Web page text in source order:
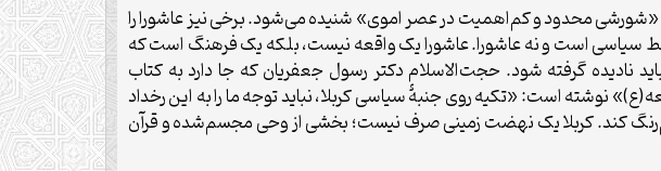
محدود و کم‌اهمیت در عصر اموی» شنیده می‌شود. برخی نیز عاشورا را
سیاسی است و نه عاشورا. عاشورا یک واقعه نیست، بلکه یک فرهنگ است که
نادیده گرفته شود. حجت‌الاسلام دکتر رسول جعفریان که جا دارد به کتاب
نوشته است: «تکیه روی جنبۀ سیاسی کربلا، نباید توجه ما را به این رخداد
کم‌رنگ کند. کربلا یک نهضت زمینی صرف نیست؛ بخشی از وحی مجسم‌شده و قرآن